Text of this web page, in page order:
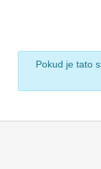
Pokud je tato